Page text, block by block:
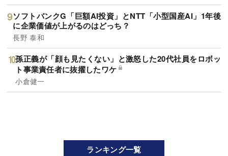
ソフトバンクG「巨額AI投資」とNTT「小型国産AI」1年後
に企業価値が上がるのはどっち？
長野 泰和
孫正義が「顔も見たくない」と激怒した20代社員をロボッ
ト事業責任者に抜擢したワケ
小倉健一
ランキング一覧